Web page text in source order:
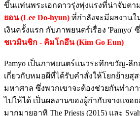
ขึ้นแท่นพระเอกดาวรุ่งพุ่งแรงที่น่าจับตา
ยอน (Lee Do-hyun) ที่กำลังจะมีผลงาน
เงินครั้งแรก กับภาพยนตร์เรื่อง 'Pamyo'
ชเวมินชิก - คิมโกอึน (Kim Go Eun)
Pamyo เป็นภาพยนตร์แนวระทึกขวัญ-ลึก
เกี่ยวกับหมอผีที่ได้รับคำสั่งให้โยกย้ายสุ
มหาศาล ซึ่งพวกเขาจะต้องช่วยกันทำภา
ไปให้ได้ เป็นผลงานของผู้กำกับจางแจฮ
มากมายอาทิ The Priests (2015) และ